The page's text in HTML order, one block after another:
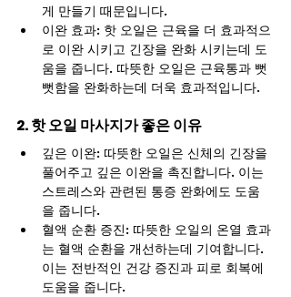
게 만들기 때문입니다.
이완 효과: 핫 오일은 근육을 더 효과적으
로 이완 시키고 긴장을 완화 시키는데 도
움을 줍니다. 따뜻한 오일은 근육통과 뻣
뻣함을 완화하는데 더욱 효과적입니다.
2. 핫 오일 마사지가 좋은 이유
깊은 이완: 따뜻한 오일은 신체의 긴장을
풀어주고 깊은 이완을 촉진합니다. 이는
스트레스와 관련된 통증 완화에도 도움
을 줍니다.
혈액 순환 증진: 따뜻한 오일의 온열 효과
는 혈액 순환을 개선하는데 기여합니다.
이는 전반적인 건강 증진과 피로 회복에
도움을 줍니다.